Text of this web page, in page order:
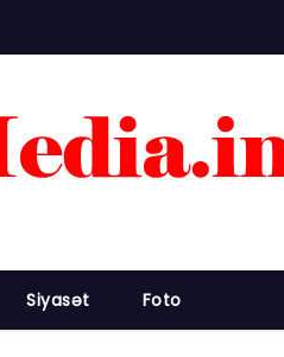
Siyasət Foto